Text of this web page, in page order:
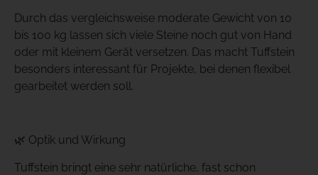
Durch das vergleichsweise moderate Gewicht von 10
bis 100 kg lassen sich viele Steine noch gut von Hand
oder mit kleinem Gerät versetzen. Das macht Tuffstein
besonders interessant für Projekte, bei denen flexibel
gearbeitet werden soll.
🌿 Optik und Wirkung
Tuffstein bringt eine sehr natürliche, fast schon